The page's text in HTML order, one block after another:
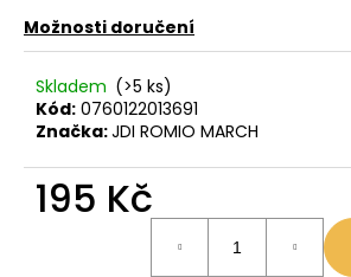
Možnosti doručení
Skladem (>5 ks)
Kód: 0760122013691
Značka:JDI ROMIO MARCH
195 Kč
m
e
LIO
POD
FRUIT
59